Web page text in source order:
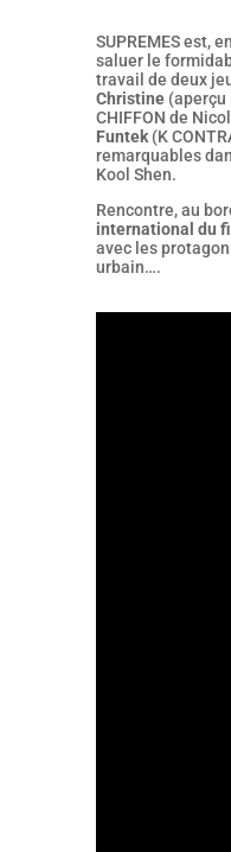
SUPREMES est,
saluer le
travail de deux
Christine(aperçu
CHIFFON de
Funtek(K
remarquables
Kool Shen.
Rencontre, au
international du
avec les
urbain….